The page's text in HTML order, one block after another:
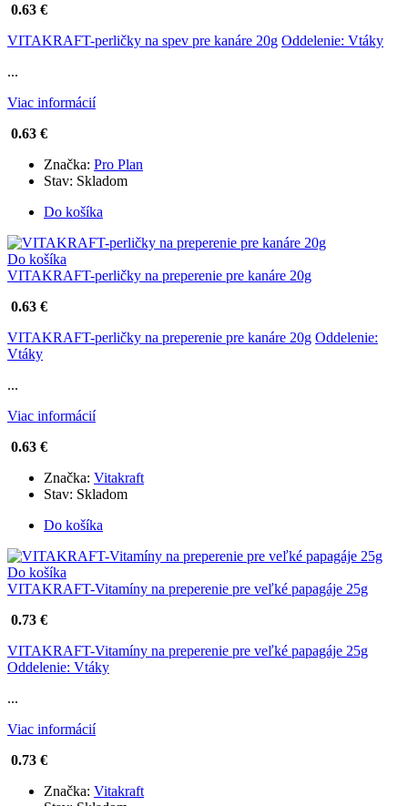
0.63 €
VITAKRAFT-perličky na spev pre kanáre 20g Oddelenie: Vtáky
...
Viac informácií
0.63 €
Značka: Pro Plan
Stav: Skladom
Do košíka
Do košíka
VITAKRAFT-perličky na preperenie pre kanáre 20g
0.63 €
VITAKRAFT-perličky na preperenie pre kanáre 20g Oddelenie:
Vtáky
...
Viac informácií
0.63 €
Značka: Vitakraft
Stav: Skladom
Do košíka
Do košíka
VITAKRAFT-Vitamíny na preperenie pre veľké papagáje 25g
0.73 €
VITAKRAFT-Vitamíny na preperenie pre veľké papagáje 25g
Oddelenie: Vtáky
...
Viac informácií
0.73 €
Značka: Vitakraft